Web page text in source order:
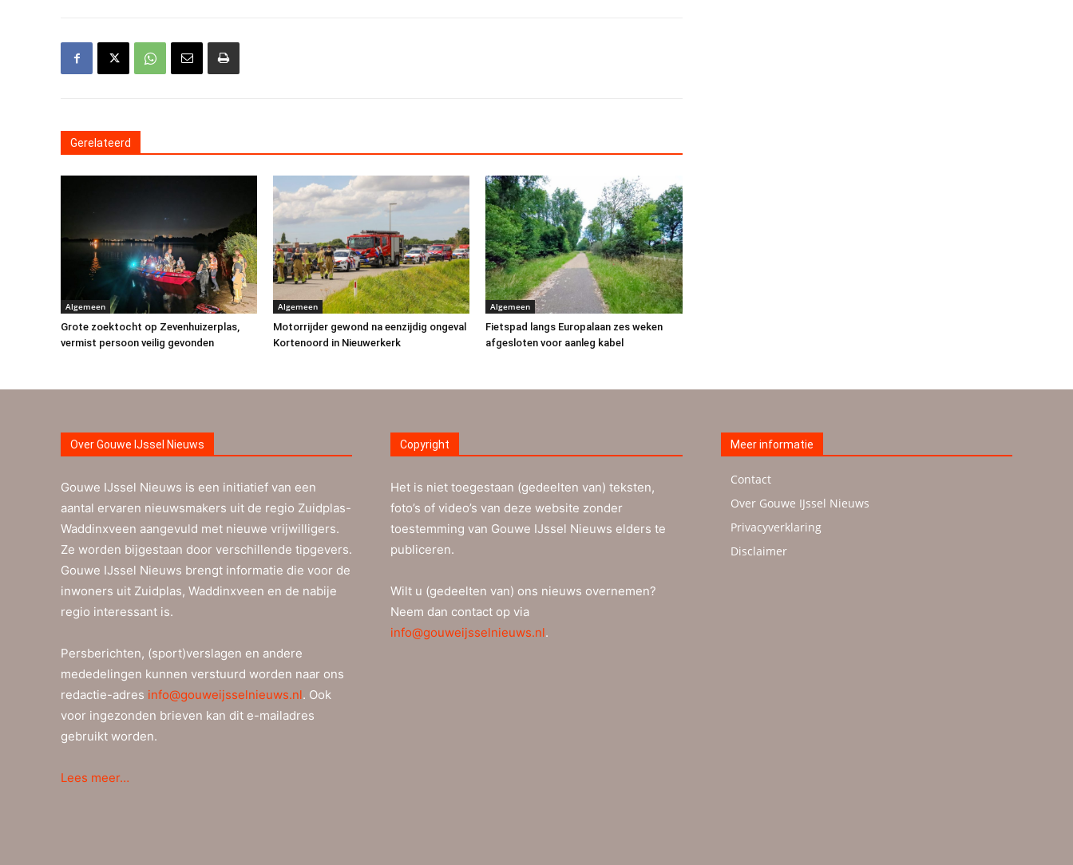
Gerelateerd
Algemeen
Grote zoektocht op Zevenhuizerplas,
vermist persoon veilig gevonden
Algemeen
Motorrijder gewond na eenzijdig ongeval
Kortenoord in Nieuwerkerk
Algemeen
Fietspad langs Europalaan zes weken
afgesloten voor aanleg kabel
Over Gouwe IJssel Nieuws
Gouwe IJssel Nieuws is een initiatief van een
aantal ervaren nieuwsmakers uit de regio Zuidplas-
Waddinxveen aangevuld met nieuwe vrijwilligers.
Ze worden bijgestaan door verschillende tipgevers.
Gouwe IJssel Nieuws brengt informatie die voor de
inwoners uit Zuidplas, Waddinxveen en de nabije
regio interessant is.
Persberichten, (sport)verslagen en andere
mededelingen kunnen verstuurd worden naar ons
redactie-adres info@gouweijsselnieuws.nl. Ook
voor ingezonden brieven kan dit e-mailadres
gebruikt worden.
Lees meer…
Copyright
Het is niet toegestaan (gedeelten van) teksten,
foto’s of video’s van deze website zonder
toestemming van Gouwe IJssel Nieuws elders te
publiceren.
Wilt u (gedeelten van) ons nieuws overnemen?
Neem dan contact op via
info@gouweijsselnieuws.nl.
Meer informatie
Contact
Over Gouwe IJssel Nieuws
Privacyverklaring
Disclaimer